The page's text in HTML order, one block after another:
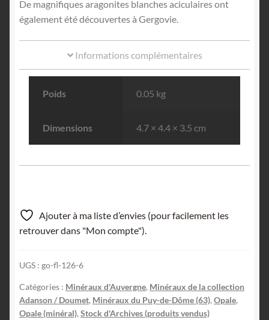
De magnifiques aragonites blanches aciculaires ont
également été découvertes à Gergovie.
Informations complémentaires
Poids 0.05 kg
Dimensions 4.7 × 4.4 × 3.5 cm
Ajouter à ma liste d’envies (pour facilement les
retrouver dans "Mon compte").
UGS : go-fl-126-6
Catégories : Minéraux d'Auvergne, Minéraux de la collection
Adanson / Doumet, Minéraux du Puy-de-Dôme (63), Opale,
Opale (minéral), Stock d'Archives (produits vendus)